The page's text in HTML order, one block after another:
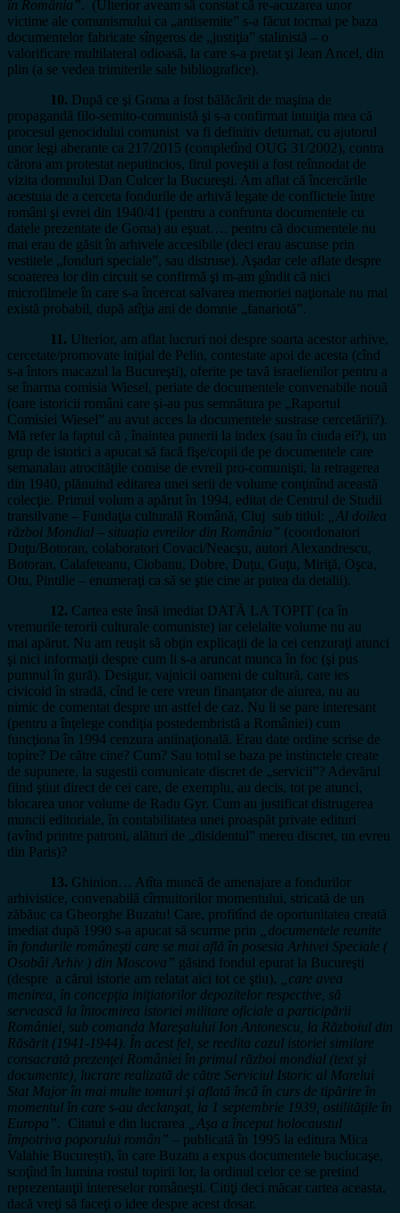
în România”. (Ulterior aveam să constat că re-acuzarea unor
victime ale comunismului ca „antisemite” s-a făcut tocmai pe baza
documentelor fabricate sîngeros de „justiţia” stalinistă – o
valorificare multilateral odioasă, la care s-a pretat şi Jean Ancel, din
plin (a se vedea trimiterile sale bibliografice).
10. După ce şi Goma a fost bălăcărit de maşina de
propagandă filo-semito-comunistă şi s-a confirmat intuiţia mea că
procesul genocidului comunist va fi definitiv deturnat, cu ajutorul
unor legi aberante ca 217/2015 (completînd OUG 31/2002), contra
cărora am protestat neputincios, firul poveştii a fost reînnodat de
vizita domnului Dan Culcer la Bucureşti. Am aflat că încercările
acestuia de a cerceta fondurile de arhivă legate de conflictele între
români şi evrei din 1940/41 (pentru a confrunta documentele cu
datele prezentate de Goma) au eşuat…. pentru că documentele nu
mai erau de găsit în arhivele accesibile (deci erau ascunse prin
vestitele „fonduri speciale”, sau distruse). Aşadar cele aflate despre
scoaterea lor din circuit se confirmă şi m-am gîndit că nici
microfilmele în care s-a încercat salvarea memoriei naţionale nu mai
există probabil, după atîţia ani de domnie „fanariotă”.
11. Ulterior, am aflat lucruri noi despre soarta acestor arhive,
cercetate/promovate iniţial de Pelin, contestate apoi de acesta (cînd
s-a întors macazul la Bucureşti), oferite pe tavă israelienilor pentru a
se înarma comisia Wiesel, periate de documentele convenabile nouă
(oare istoricii români care şi-au pus semnătura pe „Raportul
Comisiei Wiesel” au avut acces la documentele sustrase cercetării?).
Mă refer la faptul că , înaintea punerii la index (sau în ciuda ei?), un
grup de istorici a apucat să facă fişe/copii de pe documentele care
semanalau atrocităţile comise de evreii pro-comunişti, la retragerea
din 1940, plănuind editarea unei serii de volume conţinînd această
colecţie. Primul volum a apărut în 1994, editat de Centrul de Studii
transilvane – Fundaţia culturală Română, Cluj sub titlul:
„Al doilea
război Mondial – situaţia evreilor din România” (coordonatori
Duţu/Botoran, colaboratori Covaci/Neacşu, autori Alexandrescu,
Botoran, Calafeteanu, Ciobanu, Dobre, Duţu, Guţu, Miriţă, Oşca,
Otu, Pintilie – enumeraţi ca să se ştie cine ar putea da detalii).
12. Cartea este însă imediat DATĂ LA TOPIT (ca în
vremurile terorii culturale comuniste) iar celelalte volume nu au
mai apărut. Nu am reuşit să obţin explicaţii de la cei cenzuraţi atunci
şi nici informaţii despre cum li s-a aruncat munca în foc (şi pus
pumnul în gură). Desigur, vajnicii oameni de cultură, care ies
civicoid în stradă, cînd le cere vreun finanţator de aiurea, nu au
nimic de comentat despre un astfel de caz. Nu li se pare interesant
(pentru a înţelege condiţia postedembristă a României) cum
funcţiona în 1994 cenzura antinaţională. Erau date ordine scrise de
topire? De către cine? Cum? Sau totul se baza pe instinctele create
de supunere, la sugestii comunicate discret de „servicii”? Adevărul
fiind ştiut direct de cei care, de exemplu, au decis, tot pe atunci,
blocarea unor volume de Radu Gyr. Cum au justificat distrugerea
muncii editoriale, în contabilitatea unei proaspăt private edituri
(avînd printre patroni, alături de „disidentul” mereu discret, un evreu
din Paris)?
13. Ghinion… Atîta muncă de amenajare a fondurilor
arhivistice, convenabilă cîrmuitorilor momentului, stricată de un
zăbăuc ca Gheorghe Buzatu! Care, profitînd de oportunitatea creată
imediat după 1990 s-a apucat să scurme prin
„documentele reunite
în fondurile româneşti care se mai află în posesia Arhivei Speciale (
Osobâi Arhiv ) din Moscova” găsind fondul epurat la Bucureşti
(despre a cărui istorie am relatat aici tot ce ştiu), „care avea
menirea, în concepţia iniţiatorilor depozitelor respective, să
servească la întocmirea istoriei militare oficiale a participării
României, sub comanda Mareşalului Ion Antonescu, la Războiul din
Răsărit (1941-1944). În acest fel, se reedita cazul istoriei similare
consacrată prezenţei României în primul război mondial (text şi
documente), lucrare realizată de către Serviciul Istoric al Marelui
Stat Major în mai multe tomuri şi aflată încă în curs de tipărire în
momentul în care s-au declanşat, la 1 septembrie 1939, ostilităţile în
Europa”. Citatul e din lucrarea
Aşa a început holocaustul
împotriva poporului român ” – publicată în 1995 la editura Mica
Valahie București), în care Buzatu a expus documentele buclucaşe,
scoţînd în lumina rostul topirii lor, la ordinul celor ce se pretind
reprezentanţii intereselor româneşti. Citiţi deci măcar cartea aceasta,
dacă vreţi să faceţi o idee despre acest dosar.